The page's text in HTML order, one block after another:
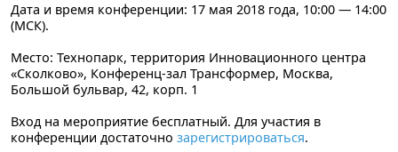
Дата и время конференции: 17 мая 2018 года, 10:00 — 14:00
(МСК).
Место: Технопарк, территория Инновационного центра
«Сколково», Конференц-зал Трансформер, Москва,
Большой бульвар, 42, корп. 1
Вход на мероприятие бесплатный. Для участия в
конференции достаточно зарегистрироваться.